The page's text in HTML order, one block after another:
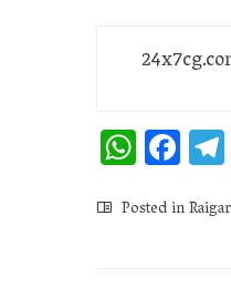
Posted in